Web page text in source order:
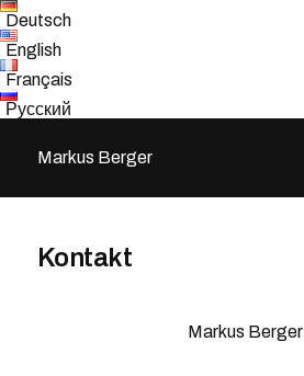
Deutsch
English
Français
Русский
Markus Berger
Kontakt
Markus Berger